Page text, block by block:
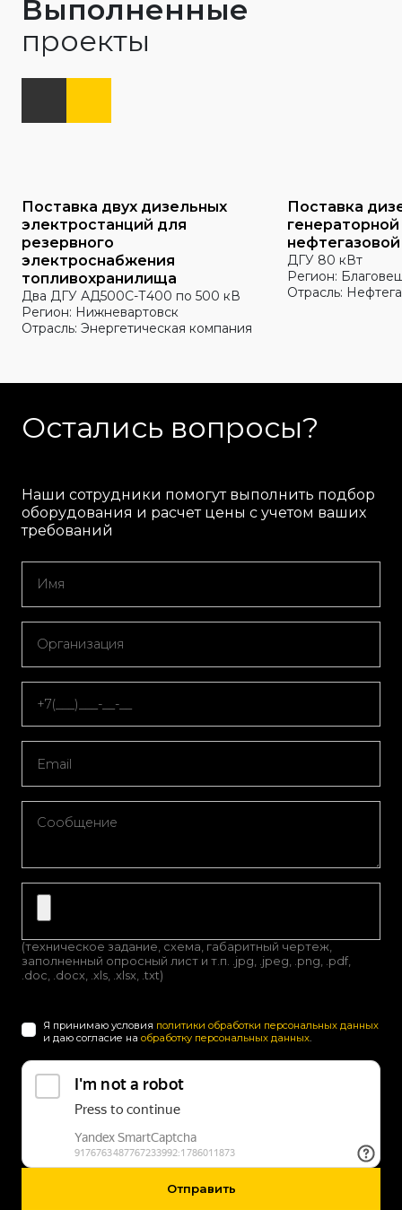
Выполненные
проекты
Поставка двух дизельных
электростанций для
резервного
электроснабжения
топливохранилища
Два ДГУ АД500С-Т400 по 500 кВ
Регион: Нижневартовск
Отрасль: Энергетическая компания
Поставка
ДГУ 80 кВт
Регион:
Отрасль:
Остались вопросы?
Наши сотрудники помогут выполнить подбор
оборудования и расчет цены с учетом ваших
требований
(техническое задание, схема, габаритный чертеж,
заполненный опросный лист и т.п. .jpg, .jpeg, .png, .pdf,
.doc, .docx, .xls, .xlsx, .txt)
Я принимаю условия политики обработки персональных данных
и даю согласие на обработку персональных данных
Отправить